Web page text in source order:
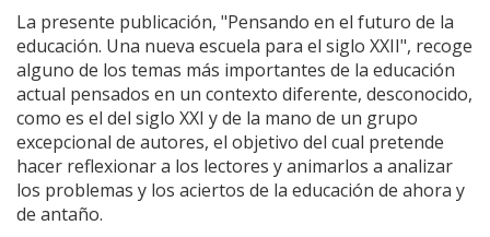
La presente publicación, "Pensando en el futuro de la
educación. Una nueva escuela para el siglo XXII", recoge
alguno de los temas más importantes de la educación
actual pensados en un contexto diferente, desconocido,
como es el del siglo XXI y de la mano de un grupo
excepcional de autores, el objetivo del cual pretende
hacer reflexionar a los lectores y animarlos a analizar
los problemas y los aciertos de la educación de ahora y
de antaño.